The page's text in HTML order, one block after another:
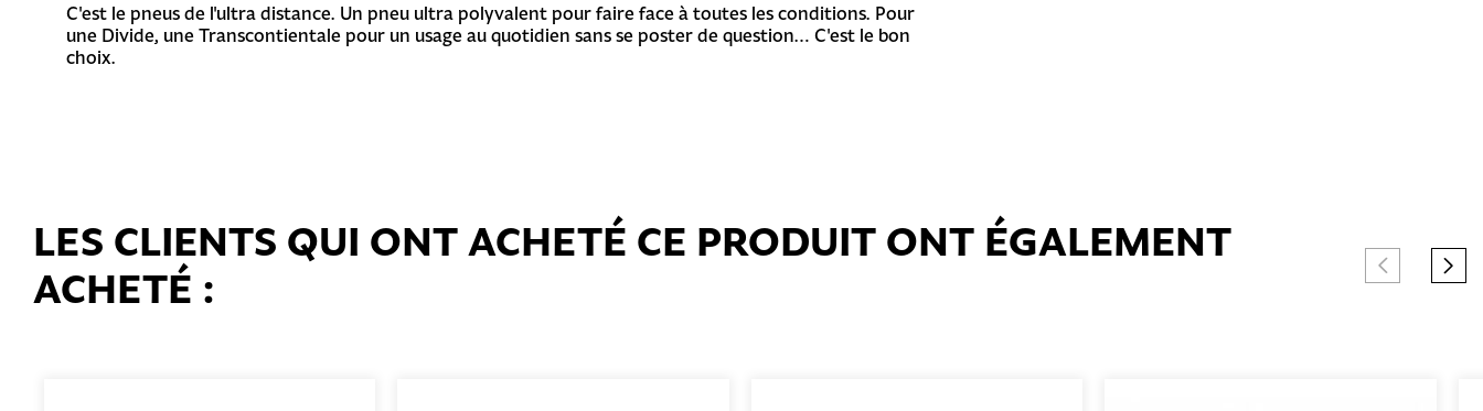
C'est le pneus de l'ultra distance. Un pneu ultra polyvalent pour faire face à toutes les conditions. Pour
une Divide, une Transcontientale pour un usage au quotidien sans se poster de question… C'est le bon
choix.
LES CLIENTS QUI ONT ACHETÉ CE PRODUIT ONT ÉGALEMENT
ACHETÉ :